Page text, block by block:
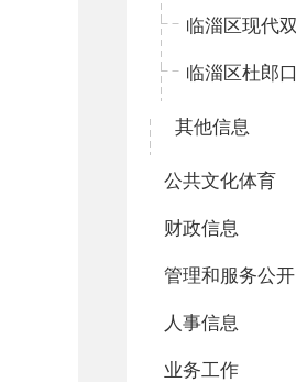
其他信息
公共文化体育
财政信息
管理和服务公开
人事信息
业务工作